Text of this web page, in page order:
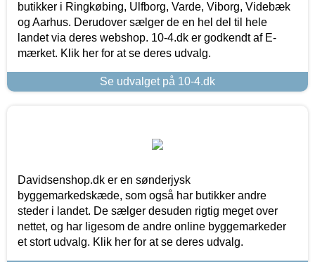
butikker i Ringkøbing, Ulfborg, Varde, Viborg, Videbæk
og Aarhus. Derudover sælger de en hel del til hele
landet via deres webshop. 10-4.dk er godkendt af E-
mærket. Klik her for at se deres udvalg.
Se udvalget på 10-4.dk
Davidsenshop.dk er en sønderjysk
byggemarkedskæde, som også har butikker andre
steder i landet. De sælger desuden rigtig meget over
nettet, og har ligesom de andre online byggemarkeder
et stort udvalg. Klik her for at se deres udvalg.